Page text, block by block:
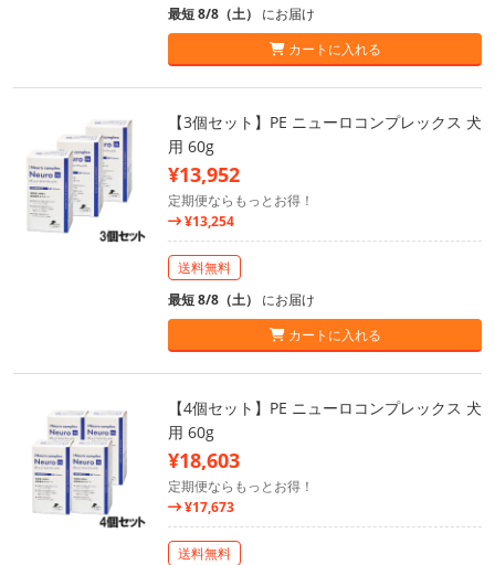
最短 8/8（土） にお届け
カートに入れる
【3個セット】PE ニューロコンプレックス 犬
用 60g
¥13,952
定期便ならもっとお得！
¥13,254
送料無料
最短 8/8（土） にお届け
カートに入れる
【4個セット】PE ニューロコンプレックス 犬
用 60g
¥18,603
定期便ならもっとお得！
¥17,673
送料無料